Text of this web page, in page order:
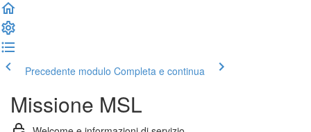
Precedente modulo Completa e continua
Missione MSL